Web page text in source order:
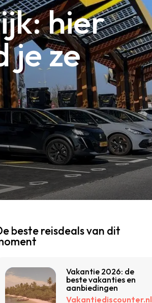
hier
je ze
beste reisdeals van dit
Vakantie 2026: de
beste vakanties en
aanbiedingen
Vakantiediscounter.nl